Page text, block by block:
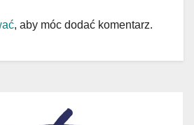
, aby móc dodać komentarz.